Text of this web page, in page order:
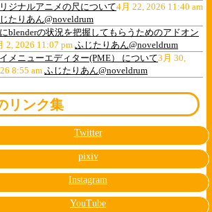
ジナルアニメの尺について4月 22, 2026 11:40 am
たりあん@noveldrum
blenderの状況を把握してもらうためのアドオン
2, 2026 11:07 pm ふじたりあん@noveldrum
メニューエディター(PME） について3月 30,
8:55 am ふじたりあん@noveldrum
リンク集
Twitter
pixiv
Instagram
YouTube